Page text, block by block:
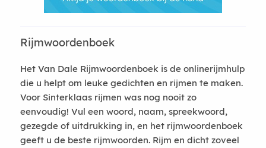
Rijmwoordenboek
Het Van Dale Rijmwoordenboek is de onlinerijmhulp
die u helpt om leuke gedichten en rijmen te maken.
Voor Sinterklaas rijmen was nog nooit zo
eenvoudig! Vul een woord, naam, spreekwoord,
gezegde of uitdrukking in, en het rijmwoordenboek
geeft u de beste rijmwoorden. Rijm en dicht zoveel